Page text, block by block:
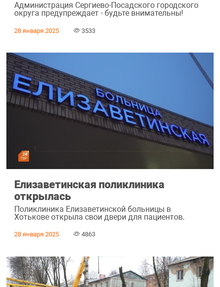
Администрация Сергиево-Посадского городского
округа предупреждает - будьте внимательны!
28 января 2025 3533
Елизаветинская поликлиника
открылась
Поликлиника Елизаветинской больницы в
Хотькове открыла свои двери для пациентов.
28 января 2025 4863